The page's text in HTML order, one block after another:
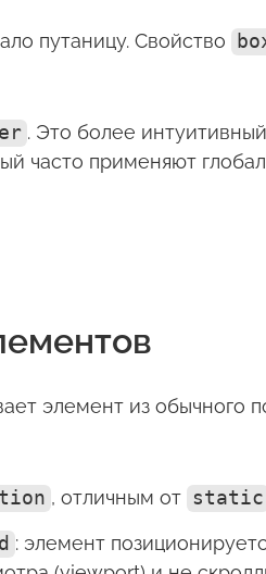
путаницу. Свойство
. Это более
часто применяют
элемент из обычного
, отличным от static
: элемент